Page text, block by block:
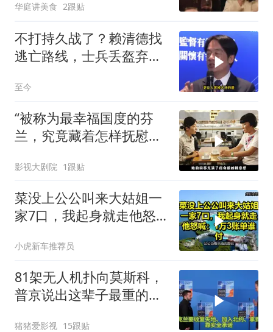
华庭讲美食 2跟贴
不打持久战了？赖清德找
逃亡路线，士兵丢盔弃
至今
“被称为最幸福国度的芬
兰，究竟藏着怎样抚慰人
影视大剧院 1跟贴
菜没上公公叫来大姑姐一
家7口，我起身就走他怒
小虎新车推荐员
81架无人机扑向莫斯科，
普京说出这辈子最重的一
猪猪爱影视 15跟贴